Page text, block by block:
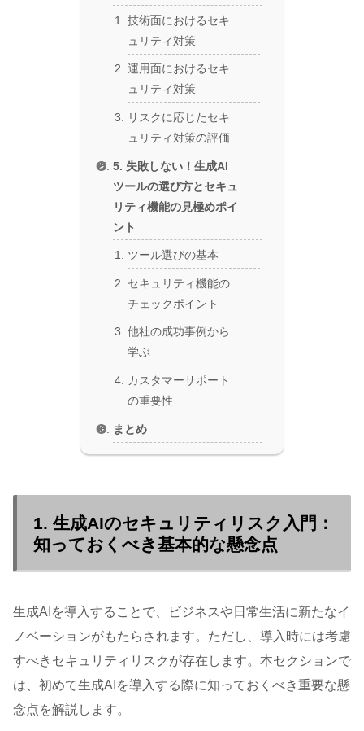
技術面におけるセキ
ュリティ対策
運用面におけるセキ
ュリティ対策
リスクに応じたセキ
ュリティ対策の評価
5. 失敗しない！生成AI
ツールの選び方とセキュ
リティ機能の見極めポイ
ント
ツール選びの基本
セキュリティ機能の
チェックポイント
他社の成功事例から
学ぶ
カスタマーサポート
の重要性
まとめ
1. 生成AIのセキュリティリスク入門：
知っておくべき基本的な懸念点
生成AIを導入することで、ビジネスや日常生活に新たなイ
ノベーションがもたらされます。ただし、導入時には考慮
すべきセキュリティリスクが存在します。本セクションで
は、初めて生成AIを導入する際に知っておくべき重要な懸
念点を解説します。